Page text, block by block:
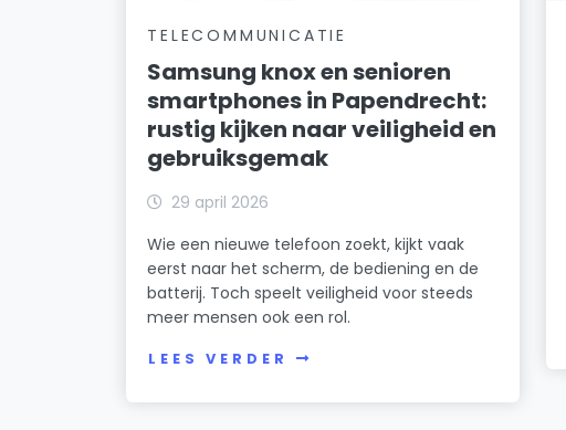
TELECOMMUNICATIE
Samsung knox en senioren
smartphones in Papendrecht:
rustig kijken naar veiligheid en
gebruiksgemak
29 april 2026
Wie een nieuwe telefoon zoekt, kijkt vaak
eerst naar het scherm, de bediening en de
batterij. Toch speelt veiligheid voor steeds
meer mensen ook een rol.
LEES VERDER